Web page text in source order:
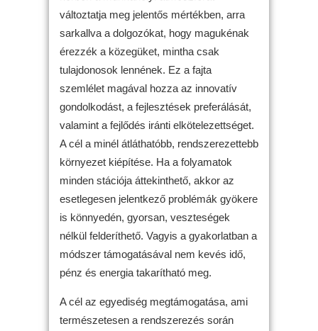
változtatja meg jelentős mértékben, arra
sarkallva a dolgozókat, hogy magukénak
érezzék a közegüket, mintha csak
tulajdonosok lennének. Ez a fajta
szemlélet magával hozza az innovatív
gondolkodást, a fejlesztések preferálását,
valamint a fejlődés iránti elkötelezettséget.
A cél a minél átláthatóbb, rendszerezettebb
környezet kiépítése. Ha a folyamatok
minden stációja áttekinthető, akkor az
esetlegesen jelentkező problémák gyökere
is könnyedén, gyorsan, veszteségek
nélkül felderíthető. Vagyis a gyakorlatban a
módszer támogatásával nem kevés idő,
pénz és energia takarítható meg.
A cél az egyediség megtámogatása, ami
természetesen a rendszerezés során